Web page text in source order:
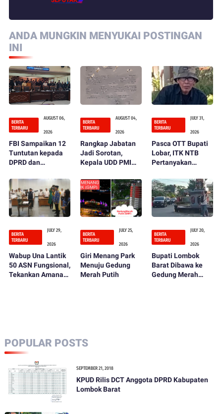
ANDA MUNGKIN MENYUKAI POSTINGAN
INI
BERITA
TERBARU
AUGUST 06,
2026
FBI Sampaikan 12
Tuntutan kepada
DPRD dan
Kabupaten Lombok
Barat
BERITA
TERBARU
AUGUST 04,
2026
Rangkap Jabatan
Jadi Sorotan,
Kepala UDD PMI
Ditegur dan
Diminta Mundur
BERITA
TERBARU
JULY 31,
2026
Pasca OTT Bupati
Lobar, ITK NTB
Pertanyakan
DPRD dan
Inspektorat
BERITA
TERBARU
JULY 29,
2026
Wabup Una Lantik
50 ASN Fungsional,
Tekankan Amanah
BERITA
TERBARU
JULY 25,
2026
Giri Menang Park
Menuju Gedung
Merah Putih
BERITA
TERBARU
JULY 20,
2026
Bupati Lombok
Barat Dibawa ke
Gedung Merah
POPULAR POSTS
SEPTEMBER 21, 2018
KPUD Rilis DCT Anggota DPRD Kabupaten
Lombok Barat